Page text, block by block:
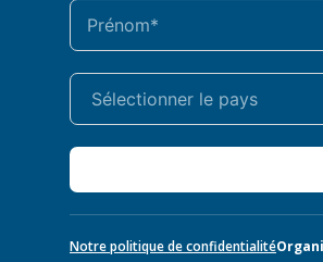
Notre politique de confidentialité